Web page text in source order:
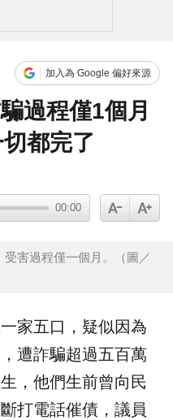
加入為 Google 偏好來源
過程僅1個月
都完了
00:00
害過程僅一個月。（圖／
家五口，疑似因為
，遭詐騙超過五百萬
，他們生前曾向民
打電話催債，議員